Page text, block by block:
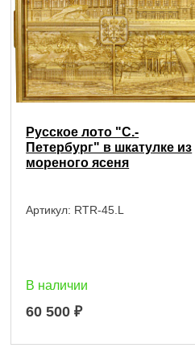
Русское лото "С.-
Петербург" в шкатулке из
мореного ясеня
Артикул: RTR-45.L
В наличии
60 500 ₽